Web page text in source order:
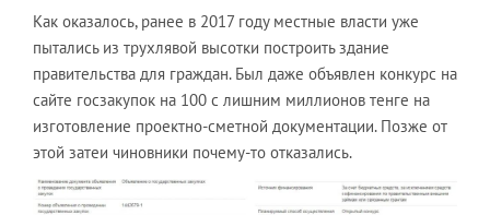
Как оказалось, ранее в 2017 году местные власти уже
пытались из трухлявой высотки построить здание
правительства для граждан. Был даже объявлен конкурс на
сайте госзакупок на 100 с лишним миллионов тенге на
изготовление проектно-сметной документации. Позже от
этой затеи чиновники почему-то отказались.